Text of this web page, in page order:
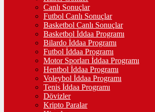
Canlı Sonuçlar
Futbol Canlı Sonuçlar
Basketbol Canlı Sonuçlar
Basketbol İddaa Programı
Bilardo İddaa Programı
Futbol İddaa Programı
Motor Sporları İddaa Programı
Hentbol İddaa Programı
Voleybol İddaa Programı
Tenis İddaa Programı
Dövizler
Kripto Paralar